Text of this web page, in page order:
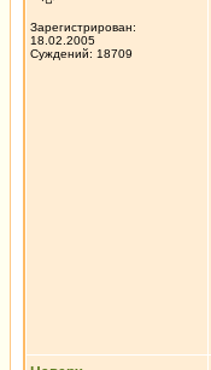
Зарегистрирован:
18.02.2005
Суждений: 18709